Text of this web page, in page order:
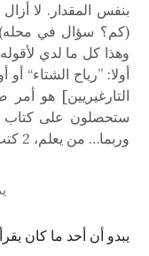
بنفس المقدار. ﻻ
(كم؟ سؤال في محله)
وهذا كل ما لدي
أولا: ”رياح الشتاء“
التارغيريين] هو
وربما… من يعلم، 2 كتب.
يبدو أن أحد ما كان